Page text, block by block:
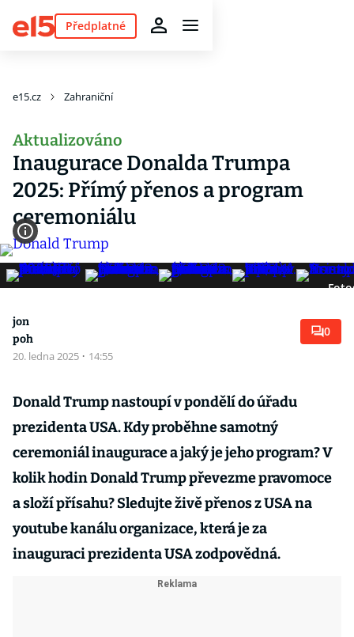
Předplatné
e15.cz Zahraniční
Aktualizováno
Inaugurace Donalda Trumpa
2025: Přímý přenos a program
ceremoniálu
jon
poh
20. ledna 2025 · 14:55
0
Donald Trump nastoupí v pondělí do úřadu
prezidenta USA. Kdy proběhne samotný
ceremoniál inaugurace a jaký je jeho program? V
kolik hodin Donald Trump převezme pravomoce
a složí přísahu? Sledujte živě přenos z USA na
youtube kanálu organizace, která je za
inauguraci prezidenta USA zodpovědná.